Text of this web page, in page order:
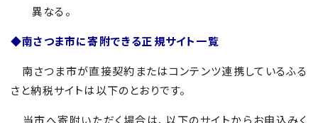
異なる。
◆南さつま市に寄附できる正規サイト一覧
南さつま市が直接契約またはコンテンツ連携しているふる
さと納税サイトは以下のとおりです。
当市へ寄附いただく場合は、以下のサイトからお申込みく